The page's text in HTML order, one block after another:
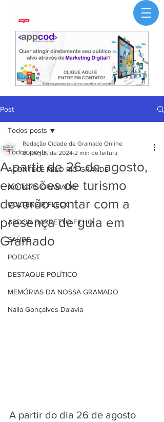
Post
Todos posts
ACONTECE PELO RIO GRANDE
NOTÍCIAS GRAMADO
VOLTENCIR FLECK
ABDON BARRETTO FILHO
SAÚDE
PODCAST
DESTAQUE POLÍTICO
MEMÓRIAS DA NOSSA GRAMADO
Naíla Gonçalves Dalavia
Todos posts
A partir de 26 de agosto,
excursões de turismo
deverão contar com a
presença de guia em
Gramado
Redação Cidade de Gramado Online
30 de jul. de 2024 2 min de leitura
A partir do dia 26 de agosto